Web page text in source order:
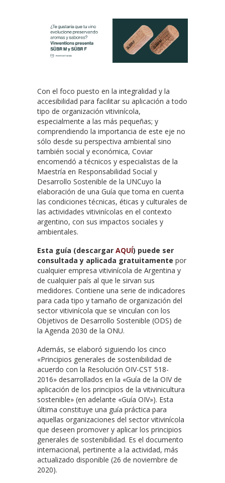
Con el foco puesto en la integralidad y la
accesibilidad para facilitar su aplicación a todo
tipo de organización vitivinícola,
especialmente a las más pequeñas; y
comprendiendo la importancia de este eje no
sólo desde su perspectiva ambiental sino
también social y económica, Coviar
encomendó a técnicos y especialistas de la
Maestría en Responsabilidad Social y
Desarrollo Sostenible de la UNCuyo la
elaboración de una Guía que toma en cuenta
las condiciones técnicas, éticas y culturales de
las actividades vitivinícolas en el contexto
argentino, con sus impactos sociales y
ambientales.
Esta guía (descargar AQUÍ) puede ser
consultada y aplicada gratuitamente por
cualquier empresa vitivinícola de Argentina y
de cualquier país al que le sirvan sus
medidores. Contiene una serie de indicadores
para cada tipo y tamaño de organización del
sector vitivinícola que se vinculan con los
Objetivos de Desarrollo Sostenible (ODS) de
la Agenda 2030 de la ONU.
Además, se elaboró siguiendo los cinco
«Principios generales de sostenibilidad de
acuerdo con la Resolución OIV-CST 518-
2016» desarrollados en la «Guía de la OIV de
aplicación de los principios de la vitivinicultura
sostenible» (en adelante «Guía OIV»). Esta
última constituye una guía práctica para
aquellas organizaciones del sector vitivinícola
que deseen promover y aplicar los principios
generales de sostenibilidad. Es el documento
internacional, pertinente a la actividad, más
actualizado disponible (26 de noviembre de
2020).